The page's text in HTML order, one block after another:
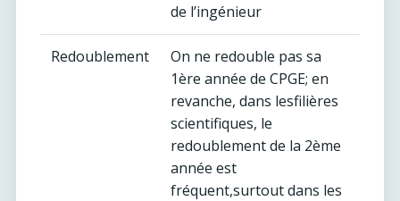
de l’ingénieur
Redoublement
On ne redouble pas sa
1ère année de CPGE; en
revanche, dans lesfilières
scientifiques, le
redoublement de la 2ème
année est
fréquent,surtout dans les